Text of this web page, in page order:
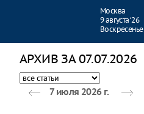
Москва
9 августа ‘26
Воскресенье
АРХИВ ЗА 07.07.2026
7 июля 2026 г.